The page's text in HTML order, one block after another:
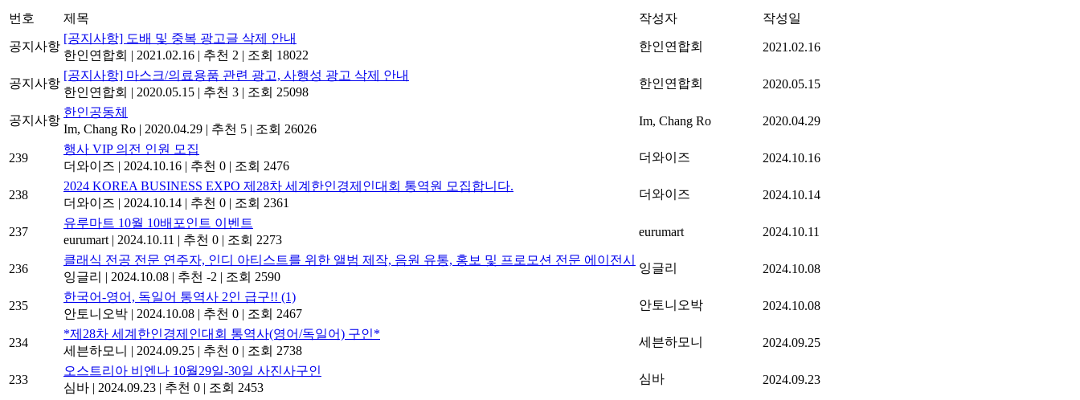
번호 제목 작성자 작성일
공지사항
[공지사항] 도배 및 중복 광고글 삭제 안내
한인연합회
2021.02.16 추천 2 조회 18022
한인연합회 2021.02.16
공지사항
[공지사항] 마스크/의료용품 관련 광고, 사행성 광고 삭제 안내
한인연합회
2020.05.15 추천 3 조회 25098
한인연합회 2020.05.15
공지사항
한인공동체
Im, Chang Ro
2020.04.29 추천 5 조회 26026
Im, Chang Ro 2020.04.29
239
행사 VIP 의전 인원 모집
더와이즈
2024.10.16 추천 0 조회 2476
더와이즈 2024.10.16
238
2024 KOREA BUSINESS EXPO 제28차 세계한인경제인대회 통역원 모집합니다.
더와이즈
2024.10.14 추천 0 조회 2361
더와이즈 2024.10.14
237
유루마트 10월 10배포인트 이벤트
eurumart
2024.10.11 추천 0 조회 2273
eurumart 2024.10.11
236
클래식 전공 전문 연주자, 인디 아티스트를 위한 앨범 제작, 음원 유통, 홍보 및 프로모션 전문 에이전시
잉글리
2024.10.08 추천 -2 조회 2590
잉글리 2024.10.08
235
한국어-영어, 독일어 통역사 2인 급구!! (1)
안토니오박
2024.10.08 추천 0 조회 2467
안토니오박 2024.10.08
234
*제28차 세계한인경제인대회 통역사(영어/독일어) 구인*
세븐하모니
2024.09.25 추천 0 조회 2738
세븐하모니 2024.09.25
233
오스트리아 비엔나 10월29일-30일 사진사구인
심바
2024.09.23 추천 0 조회 2453
심바 2024.09.23